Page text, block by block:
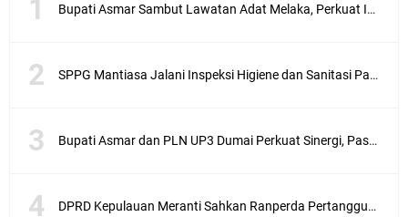
Bupati Asmar Sambut Lawatan Adat Melaka, Perkuat Ikatan Serumpun Indonesia–Malaysia di Kepulauan Meranti
SPPG Mantiasa Jalani Inspeksi Higiene dan Sanitasi Pangan
Bupati Asmar dan PLN UP3 Dumai Perkuat Sinergi, Pastikan Layanan Listrik Kepulauan Meranti Semakin Andal
DPRD Kepulauan Meranti Sahkan Ranperda Pertanggungjawaban APBD 2025, Pemkab Siap Tindaklanjuti 11 Rekomendasi Banggar